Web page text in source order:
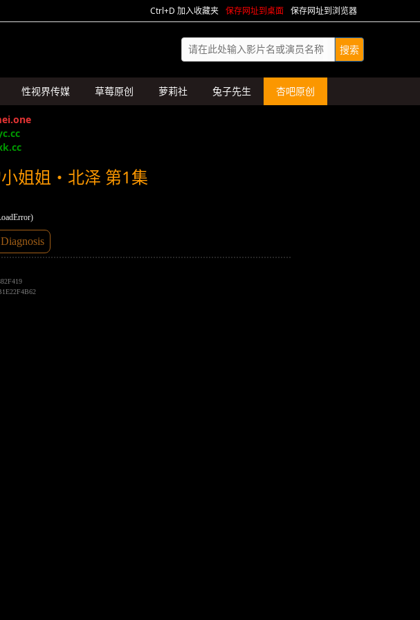
Ctrl+D 加入收藏夹 保存网址到桌面 保存网址到浏览器
性视界传媒 草莓原创 萝莉社 兔子先生 杏吧原创
姐姐・北泽 第1集